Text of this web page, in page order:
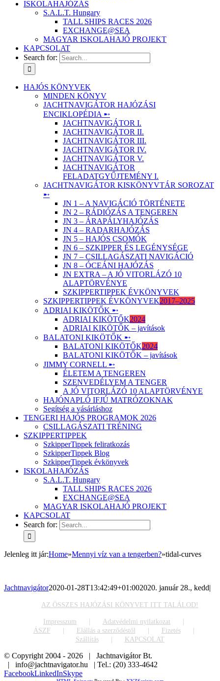
ISKOLAHAJÓZÁS
S.A.L.T. Hungary
TALL SHIPS RACES 2026
EXCHANGE@SEA
MAGYAR ISKOLAHAJÓ PROJEKT
KAPCSOLAT
Search for:
HAJÓS KÖNYVEK
MINDEN KÖNYV
JACHTNAVIGÁTOR HAJÓZÁSI
ENCIKLOPÉDIA ➸
JACHTNAVIGÁTOR I.
JACHTNAVIGÁTOR II.
JACHTNAVIGÁTOR III.
JACHTNAVIGÁTOR IV.
JACHTNAVIGÁTOR V.
JACHTNAVIGÁTOR
FELADATGYŰJTEMÉNY I.
JACHTNAVIGÁTOR KISKÖNYVTÁR SOROZAT
➸
JN 1 – A NAVIGÁCIÓ TÖRTÉNETE
JN 2 – RÁDIÓZÁS A TENGEREN
JN 3 – ÁRAPÁLYHAJÓZÁS
JN 4 – RADARHAJÓZÁS
JN 5 – HAJÓS CSOMÓK
JN 6 – SZKIPPER ÉS LEGÉNYSÉGE
JN 7 – CSILLAGÁSZATI NAVIGÁCIÓ
JN 8 – ÓCEÁNI HAJÓZÁS
JN EXTRA – A JÓ VITORLÁZÓ 10
ALAPTÖRVÉNYE
SZKIPPERTIPPEK ÉVKÖNYVEK
SZKIPPERTIPPEK ÉVKÖNYVEK2017–2025
ADRIAI KIKÖTŐK ➸
ADRIAI KIKÖTŐK2024
ADRIAI KIKÖTŐK – javítások
BALATONI KIKÖTŐK ➸
BALATONI KIKÖTŐK2024
BALATONI KIKÖTŐK – javítások
JIMMY CORNELL ➸
ÉLETEM A TENGEREN
SZENVEDÉLYEM A TENGER
A JÓ VITORLÁZÓ 10 ALAPTÖRVÉNYE
HAJÓNAPLÓ IFJÚ MATRÓZOKNAK
Segítség a vásárláshoz
TENGERI HAJÓS PROGRAMOK 2026
CSILLAGÁSZATI TRÉNING
SZKIPPERTIPPEK
SzkipperTippek feliratkozás
SzkipperTippek Blog
SzkipperTippek évkönyvek
ISKOLAHAJÓZÁS
S.A.L.T. Hungary
TALL SHIPS RACES 2026
EXCHANGE@SEA
MAGYAR ISKOLAHAJÓ PROJEKT
KAPCSOLAT
Search for:
Jelenleg itt jár:Home»Mennyi víz van a tengerben?»tidal-curves
Jachtnavigátor2020-01-28T13:42:49+01:002020. január 28., kedd|
AZ ÖSSZES HAJÓZÁSI KÖNYVET ITT TALÁLOD!
Impresszum
Adatvédelmi nyilatkozat
ÁSZF
Elállás a szerződéstől
Fizetés
Szállítás
KAPCSOLAT
© Copyright 2004 - 2026 | Jachtnavigátor Bt.
| info@jachtnavigator.hu | Tel.: (20) 333-4642
FacebookLinkedInSkype